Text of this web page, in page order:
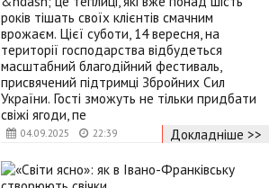
04.09.2025 22:39
років тішать своїх клієнтів смачним
врожаєм. Цієї суботи, 14 вересня, на
території господарства відбудеться
масштабний благодійний фестиваль,
присвячений підтримці Збройних Сил
України. Гості зможуть не тільки придбати
свіжі ягоди, пе
Докладніше >>